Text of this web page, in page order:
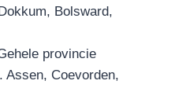
Bolsward,
provincie
Assen, Coevorden,